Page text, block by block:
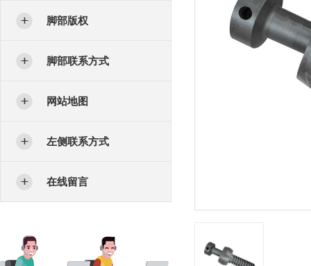
脚部版权
脚部联系方式
网站地图
左侧联系方式
在线留言